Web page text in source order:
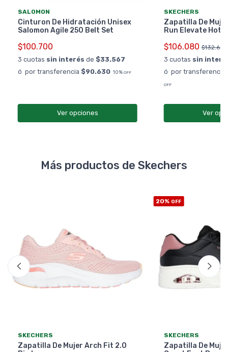
SALOMON
Cinturon De Hidratación Unisex
Salomon Agile 250 Belt Set
$100.700
3 cuotas sin interés de $33.567
ó por transferencia $90.630 10% OFF
Ver opciones
SKECHERS
Zapatilla De
Run Elevate Hot
$106.080 $132.600
3 cuotas sin
ó por transferencia
OFF
Ver
Más productos de Skechers
SKECHERS
Zapatilla De Mujer Arch Fit 2.0
20% OFF
SKECHERS
Zapatilla De